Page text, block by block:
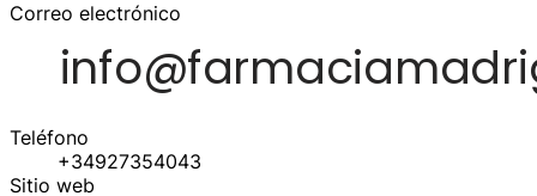
Correo electrónico
Teléfono
+34927354043
Sitio web